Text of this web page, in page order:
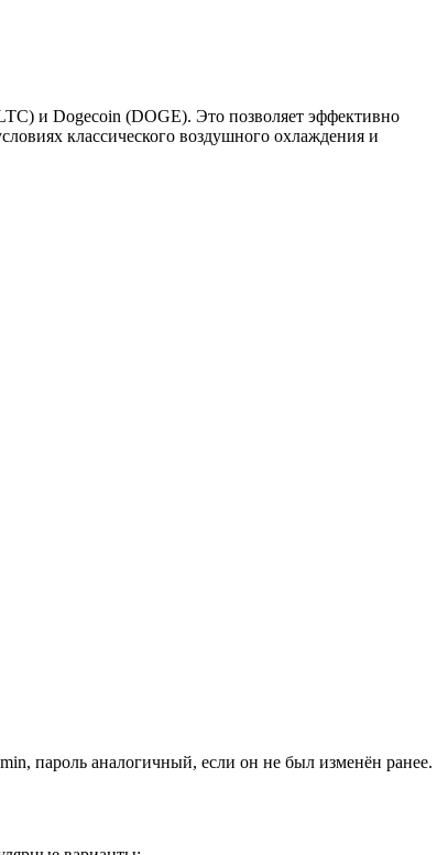
и Dogecoin (DOGE). Это позволяет эффективно
классического воздушного охлаждения и
пароль аналогичный, если он не был изменён ранее.